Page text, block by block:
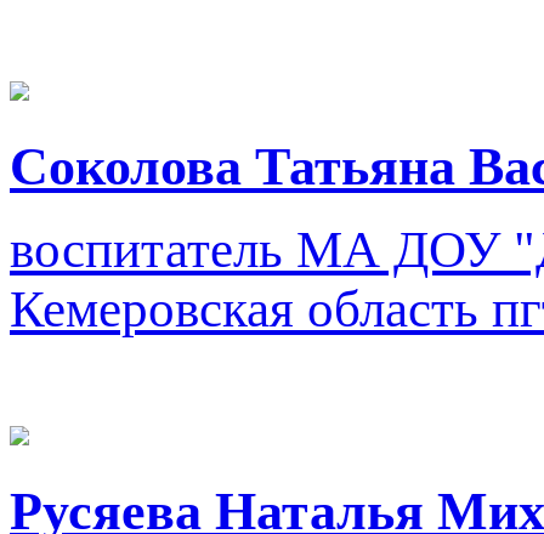
Соколова Татьяна
воспитатель МА ДОУ
Кемеровская область
Русяева Наталья